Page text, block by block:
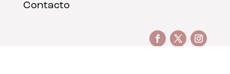
Contacto